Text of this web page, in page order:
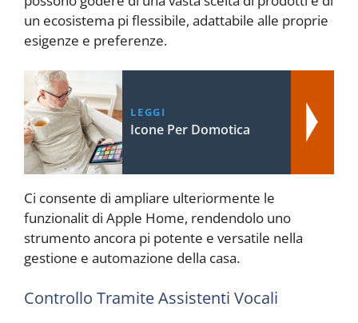
un ecosistema pi flessibile, adattabile alle proprie
esigenze e preferenze.
LEGGI
Icone Per Domotica
Ci consente di ampliare ulteriormente le
funzionalit di Apple Home, rendendolo uno
strumento ancora pi potente e versatile nella
gestione e automazione della casa.
Controllo Tramite Assistenti Vocali